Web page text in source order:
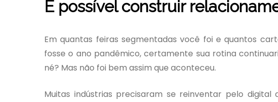
É possível construir
Em quantas feiras segmentadas você foi e quantos
fosse o ano pandêmico, certamente sua rotina
né? Mas não foi bem assim que aconteceu.
Muitas indústrias precisaram se reinventar pelo